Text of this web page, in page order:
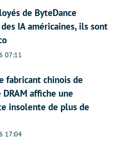
de ByteDance
IA américaines, ils sont
07:11
fabricant chinois de
affiche une
insolente de plus de
17:04